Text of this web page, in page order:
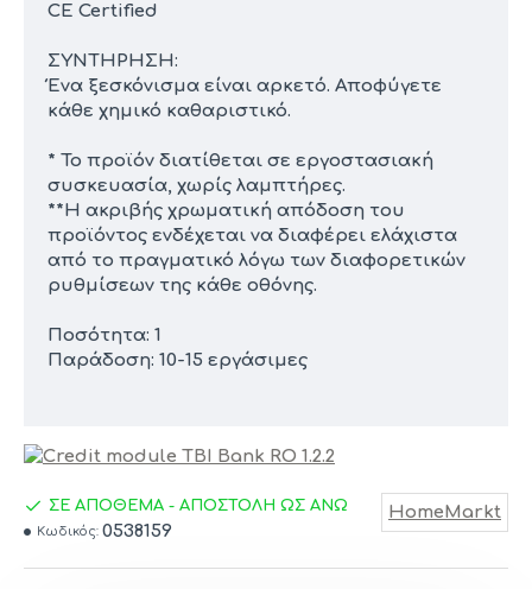
CE Certified
ΣΥΝΤΗΡΗΣΗ:
Ένα ξεσκόνισμα είναι αρκετό. Αποφύγετε
κάθε χημικό καθαριστικό.
* Το προϊόν διατίθεται σε εργοστασιακή
συσκευασία, χωρίς λαμπτήρες.
**Η ακριβής χρωματική απόδοση του
προϊόντος ενδέχεται να διαφέρει ελάχιστα
από το πραγματικό λόγω των διαφορετικών
ρυθμίσεων της κάθε οθόνης.
Ποσότητα: 1
Παράδοση: 10-15 εργάσιμες
ΣΕ ΑΠΟΘΕΜΑ - ΑΠΟΣΤΟΛΗ ΩΣ ΑΝΩ
Κωδικός: 0538159
HomeMarkt